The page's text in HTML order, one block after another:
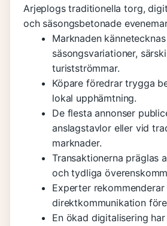
Arjeplogs traditionella torg,
och säsongsbetonade
Marknaden
säsongsvariationer,
turistströmmar.
Köpare föredrar trygga
lokal upphämtning.
De flesta annonser
anslagstavlor eller vid
marknader.
Transaktionerna präglas
och tydliga
Experter
direktkommunikation
En ökad digitalisering